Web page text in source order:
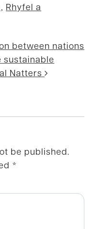
, Rhyfel a
between nations
sustainable
Natters
be published.
*